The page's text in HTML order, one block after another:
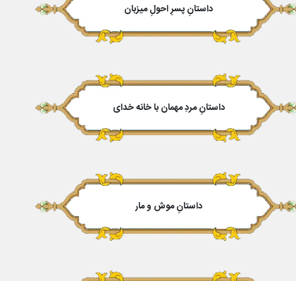
داستانِ پسرِ احولِ میزبان
داستانِ مردِ مهمان با خانه خدای
داستانِ موش و مار